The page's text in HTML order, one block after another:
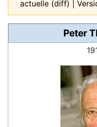
actuelle (diff) |
Peter